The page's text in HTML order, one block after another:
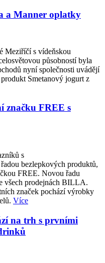
a Manner oplatky
Meziříčí s vídeňskou
působností byla
nyní společnosti uvádějí
Smetanový jogurt z
FREE s
s
bezlepkových produktů,
FREE. Novou řadu
všech prodejnách BILLA.
značek pochází výrobky
Více
na trh s prvními